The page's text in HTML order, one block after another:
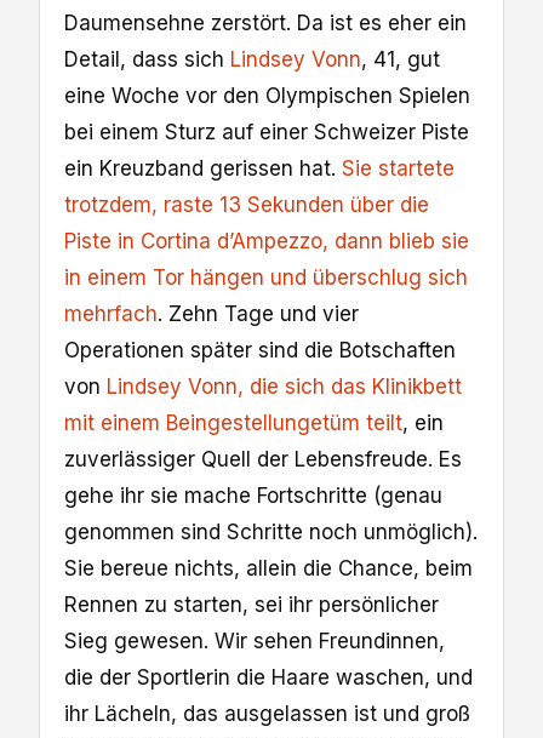
Daumensehne zerstört. Da ist es eher ein
Detail, dass sich Lindsey Vonn, 41, gut
eine Woche vor den Olympischen Spielen
bei einem Sturz auf einer Schweizer Piste
ein Kreuzband gerissen hat. Sie startete
trotzdem, raste 13 Sekunden über die
Piste in Cortina d’Ampezzo, dann blieb sie
in einem Tor hängen und überschlug sich
mehrfach. Zehn Tage und vier
Operationen später sind die Botschaften
von Lindsey Vonn, die sich das Klinikbett
mit einem Beingestellungetüm teilt, ein
zuverlässiger Quell der Lebensfreude. Es
gehe ihr sie mache Fortschritte (genau
genommen sind Schritte noch unmöglich).
Sie bereue nichts, allein die Chance, beim
Rennen zu starten, sei ihr persönlicher
Sieg gewesen. Wir sehen Freundinnen,
die der Sportlerin die Haare waschen, und
ihr Lächeln, das ausgelassen ist und groß